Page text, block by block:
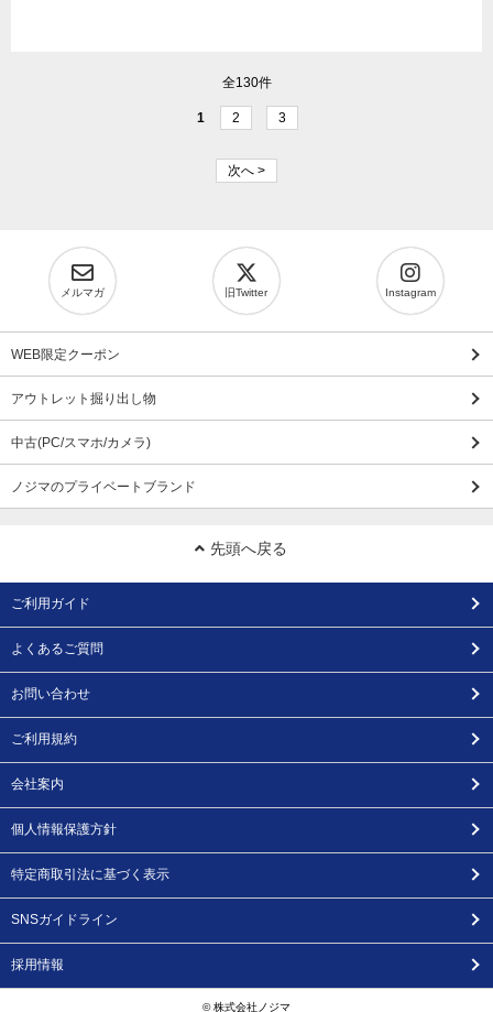
全130件
1 2 3
次へ >
メルマガ 旧Twitter Instagram
WEB限定クーポン
アウトレット掘り出し物
中古(PC/スマホ/カメラ)
ノジマのプライベートブランド
先頭へ戻る
ご利用ガイド
よくあるご質問
お問い合わせ
ご利用規約
会社案内
個人情報保護方針
特定商取引法に基づく表示
SNSガイドライン
採用情報
© 株式会社ノジマ